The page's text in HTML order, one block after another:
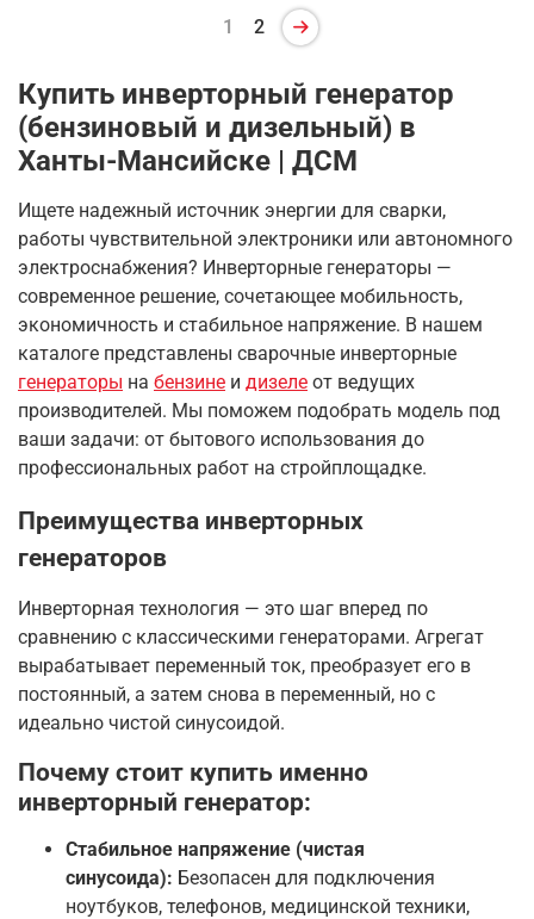
1 2
Купить инверторный генератор
(бензиновый и дизельный) в
Ханты-Мансийске | ДСМ
Ищете надежный источник энергии для сварки,
работы чувствительной электроники или автономного
электроснабжения? Инверторные генераторы —
современное решение, сочетающее мобильность,
экономичность и стабильное напряжение. В нашем
каталоге представлены сварочные инверторные
генераторы на бензине и дизеле от ведущих
производителей. Мы поможем подобрать модель под
ваши задачи: от бытового использования до
профессиональных работ на стройплощадке.
Преимущества инверторных
генераторов
Инверторная технология — это шаг вперед по
сравнению с классическими генераторами. Агрегат
вырабатывает переменный ток, преобразует его в
постоянный, а затем снова в переменный, но с
идеально чистой синусоидой.
Почему стоит купить именно
инверторный генератор:
Стабильное напряжение (чистая
синусоида): Безопасен для подключения
ноутбуков, телефонов, медицинской техники,